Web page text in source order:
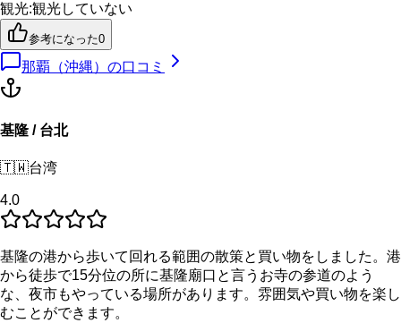
観光:観光していない
参考になった0
那覇（沖縄） の口コミ
基隆 / 台北
🇹🇼台湾
4.0
基隆の港から歩いて回れる範囲の散策と買い物をしました。港
から徒歩で15分位の所に基隆廟口と言うお寺の参道のよう
な、夜市もやっている場所があります。雰囲気や買い物を楽し
むことができます。